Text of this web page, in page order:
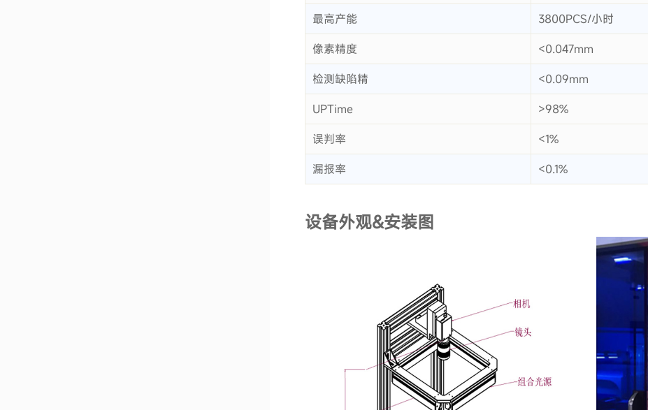
最高产能
3800PCS/小时
像素精度
<0.047mm
检测缺陷精
<0.09mm
UPTime
>98%
误判率
<1%
漏报率
<0.1%
设备外观&安装图